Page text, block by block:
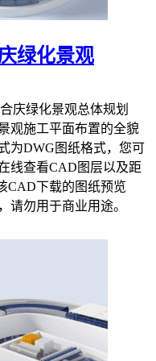
绿化景观
庆绿化景观总体规划
观施工平面布置的全貌
为DWG图纸格式，您可
线查看CAD图层以及距
CAD下载的图纸预览
请勿用于商业用途。